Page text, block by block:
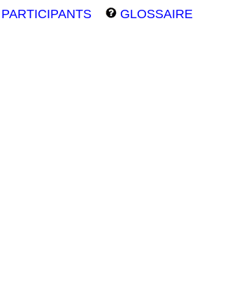
PARTICIPANTS GLOSSAIRE